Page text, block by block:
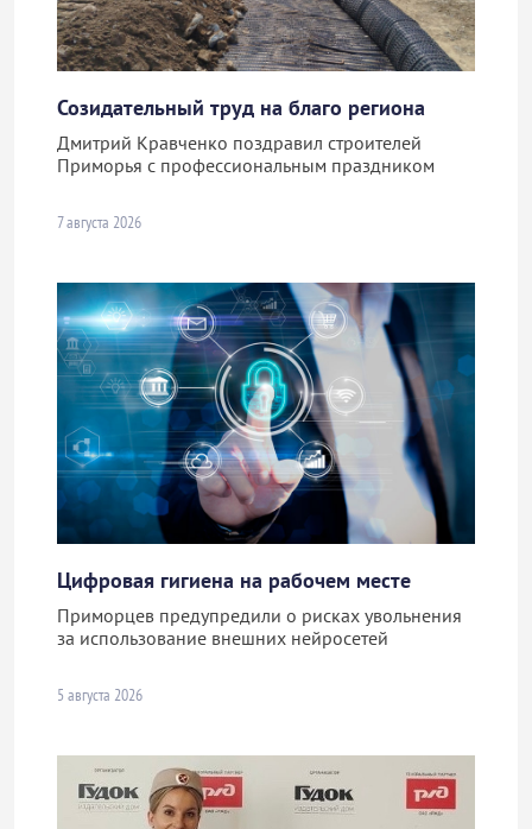
Созидательный труд на благо региона
Дмитрий Кравченко поздравил строителей
Приморья с профессиональным праздником
7 августа 2026
Цифровая гигиена на рабочем месте
Приморцев предупредили о рисках увольнения
за использование внешних нейросетей
5 августа 2026